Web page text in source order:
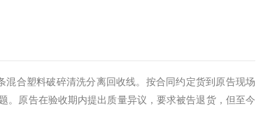
合塑料破碎清洗分离回收线。按合同约定货到原告现场
。原告在验收期内提出质量异议，要求被告退货，但至今